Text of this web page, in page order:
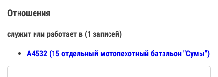
Отношения
служит или работает в (1 записей)
А4532 (15 отдельный мотопехотный батальон "Сумы")